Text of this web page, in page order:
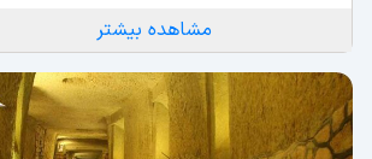
مشاهده بیشتر